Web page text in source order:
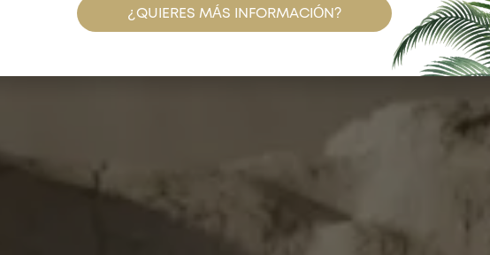
¿QUIERES MÁS INFORMACIÓN?